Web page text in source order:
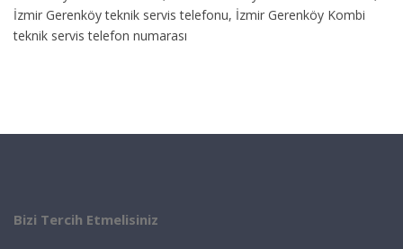
İzmir Gerenköy teknik servis telefonu, İzmir Gerenköy Kombi
teknik servis telefon numarası
Bizi Tercih Etmelisiniz